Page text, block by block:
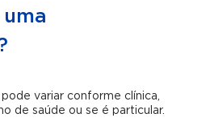
variar conforme clínica,
de saúde ou se é particular.